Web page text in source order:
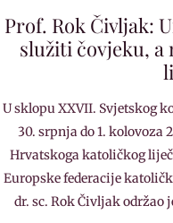
Prof. Rok Čivljak:
služiti čovjeku,
U sklopu XXVII. Svjetskog
30. srpnja do 1. kolovoza
Hrvatskoga katoličkog
Europske federacije
dr. sc. Rok Čivljak održao